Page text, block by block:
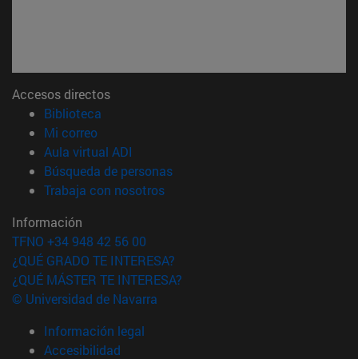
Accesos directos
Biblioteca
Mi correo(abre en nueva ventana)
Aula virtual ADI
Búsqueda de personas(abre en nueva ventana)
Trabaja con nosotros(abre en nueva ventana)
Información
TFNO +34 948 42 56 00
¿QUÉ GRADO TE INTERESA?
¿QUÉ MÁSTER TE INTERESA?
© Universidad de Navarra
Información legal
Accesibilidad